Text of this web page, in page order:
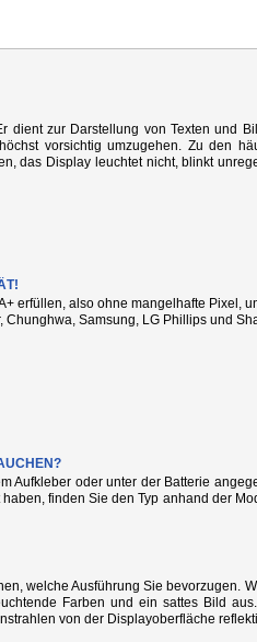
dient zur Darstellung von Texten und
vorsichtig umzugehen. Zu den
das Display leuchtet nicht, blinkt
erfüllen, also ohne mangelhafte Pixel,
Chunghwa, Samsung, LG Phillips und
oder unter der Batterie
finden Sie den Typ anhand der
welche Ausführung Sie bevorzugen.
Farben und ein sattes Bild
von der Displayoberfläche